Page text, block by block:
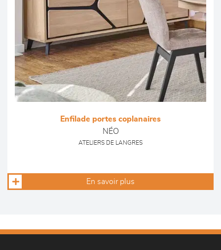
Enfilade portes coplanaires
NÉO
ATELIERS DE LANGRES
En savoir plus